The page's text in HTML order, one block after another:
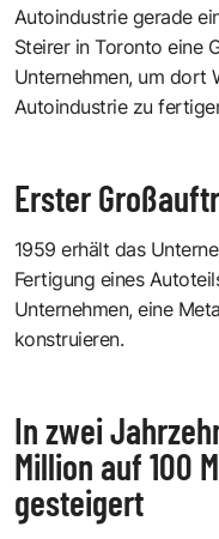
Autoindustrie gerade
Steirer in Toronto eine
Unternehmen, um dort
Autoindustrie zu
Erster
1959 erhält das
Fertigung eines
Unternehmen, eine
konstruieren.
In zwei
Million auf 100
gesteigert